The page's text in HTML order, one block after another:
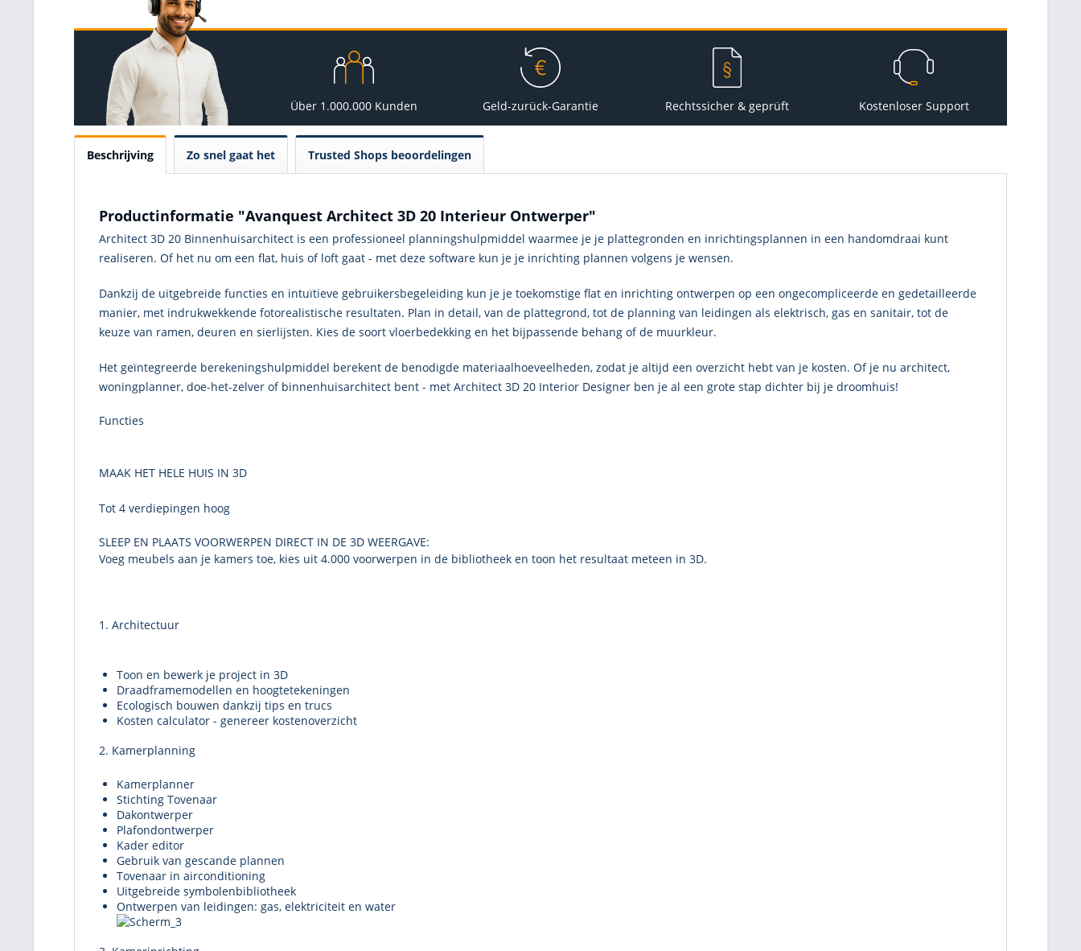
Über 1.000.000 Kunden Geld-zurück-Garantie Rechtssicher & geprüft Kostenloser Support
Beschrijving Zo snel gaat het Trusted Shops beoordelingen
Productinformatie "Avanquest Architect 3D 20 Interieur Ontwerper"
Architect 3D 20 Binnenhuisarchitect is een professioneel planningshulpmiddel waarmee je je plattegronden en inrichtingsplannen in een handomdraai kunt
realiseren. Of het nu om een flat, huis of loft gaat - met deze software kun je je inrichting plannen volgens je wensen.
Dankzij de uitgebreide functies en intuïtieve gebruikersbegeleiding kun je je toekomstige flat en inrichting ontwerpen op een ongecompliceerde en gedetailleerde
manier, met indrukwekkende fotorealistische resultaten. Plan in detail, van de plattegrond, tot de planning van leidingen als elektrisch, gas en sanitair, tot de
keuze van ramen, deuren en sierlijsten. Kies de soort vloerbedekking en het bijpassende behang of de muurkleur.
Het geïntegreerde berekeningshulpmiddel berekent de benodigde materiaalhoeveelheden, zodat je altijd een overzicht hebt van je kosten. Of je nu architect,
woningplanner, doe-het-zelver of binnenhuisarchitect bent - met Architect 3D 20 Interior Designer ben je al een grote stap dichter bij je droomhuis!
Functies
MAAK HET HELE HUIS IN 3D
Tot 4 verdiepingen hoog
SLEEP EN PLAATS VOORWERPEN DIRECT IN DE 3D WEERGAVE:
Voeg meubels aan je kamers toe, kies uit 4.000 voorwerpen in de bibliotheek en toon het resultaat meteen in 3D.
1. Architectuur
Toon en bewerk je project in 3D
Draadframemodellen en hoogtetekeningen
Ecologisch bouwen dankzij tips en trucs
Kosten calculator - genereer kostenoverzicht
2. Kamerplanning
Kamerplanner
Stichting Tovenaar
Dakontwerper
Plafondontwerper
Kader editor
Gebruik van gescande plannen
Tovenaar in airconditioning
Uitgebreide symbolenbibliotheek
Ontwerpen van leidingen: gas, elektriciteit en water